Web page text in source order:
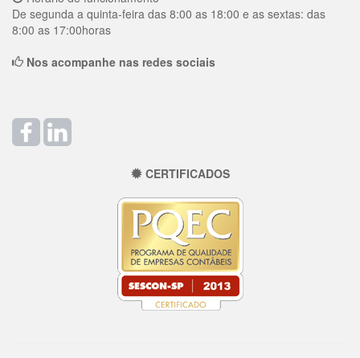
De segunda a quinta-feira das 8:00 as 18:00 e as sextas: das
8:00 as 17:00horas
Nos acompanhe nas redes sociais
CERTIFICADOS